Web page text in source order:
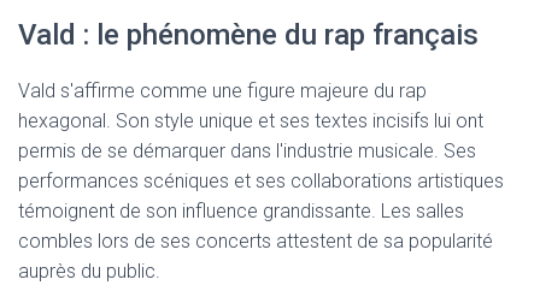
Vald : le phénomène du rap français
Vald s'affirme comme une figure majeure du rap
hexagonal. Son style unique et ses textes incisifs lui ont
permis de se démarquer dans l'industrie musicale. Ses
performances scéniques et ses collaborations artistiques
témoignent de son influence grandissante. Les salles
combles lors de ses concerts attestent de sa popularité
auprès du public.